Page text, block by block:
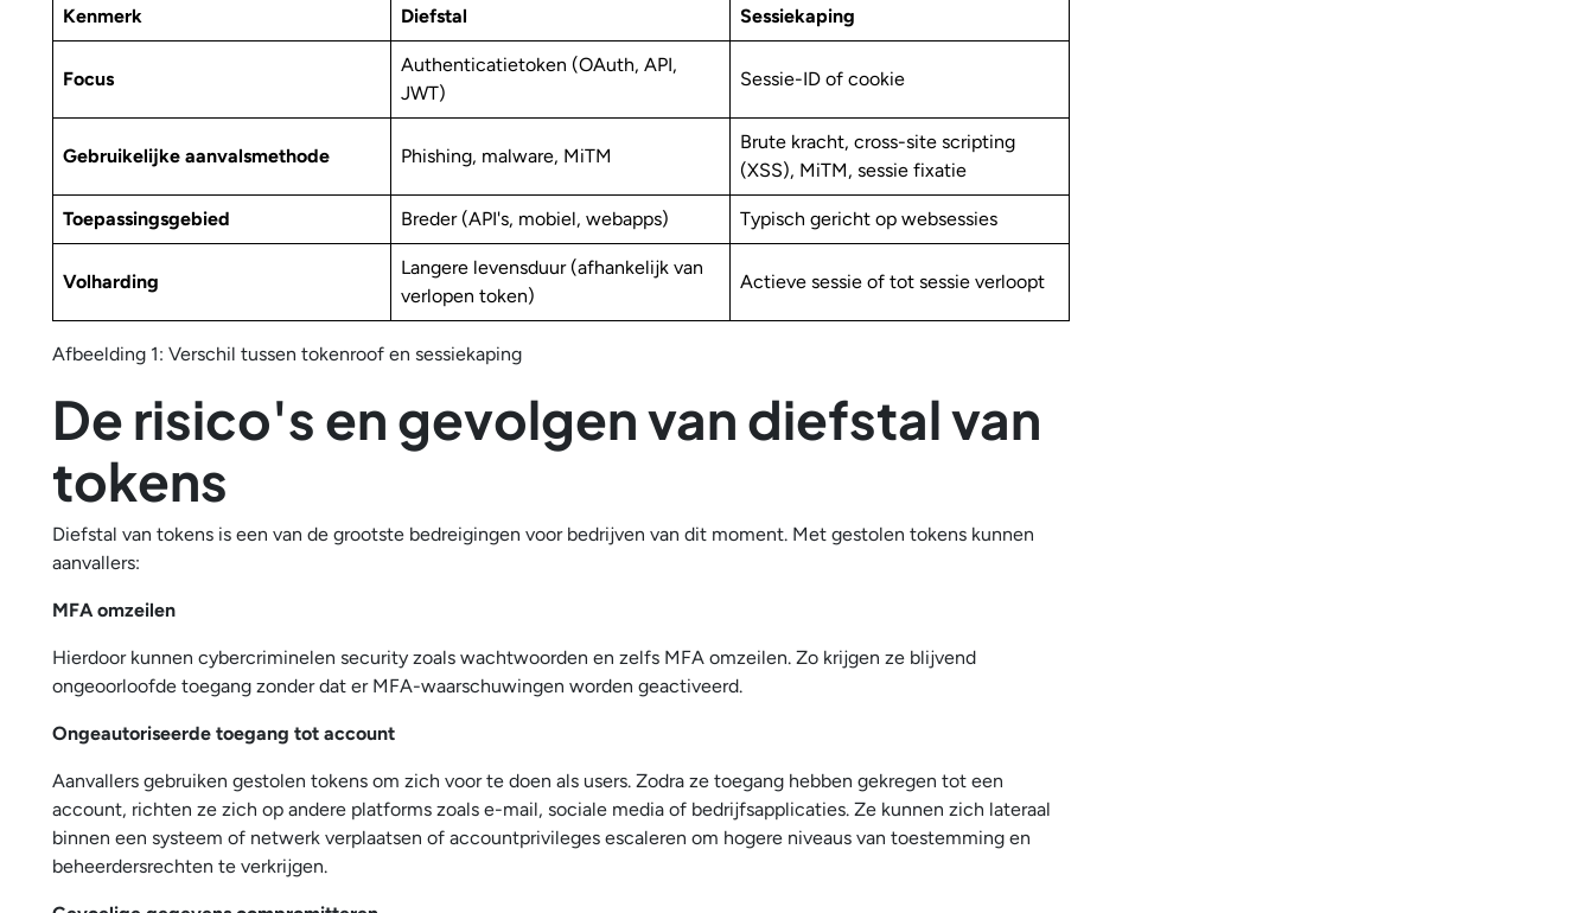
Kenmerk Diefstal Sessiekaping
Focus
Authenticatietoken (OAuth, API,
JWT)
Sessie-ID of cookie
Gebruikelijke aanvalsmethode Phishing, malware, MiTM
Brute kracht, cross-site scripting
(XSS), MiTM, sessie fixatie
Toepassingsgebied Breder (API's, mobiel, webapps) Typisch gericht op websessies
Volharding
Langere levensduur (afhankelijk van
verlopen token)
Actieve sessie of tot sessie verloopt
Afbeelding 1: Verschil tussen tokenroof en sessiekaping
De risico's en gevolgen van diefstal van
tokens
Diefstal van tokens is een van de grootste bedreigingen voor bedrijven van dit moment. Met gestolen tokens kunnen
aanvallers:
MFA omzeilen
Hierdoor kunnen cybercriminelen security zoals wachtwoorden en zelfs MFA omzeilen. Zo krijgen ze blijvend
ongeoorloofde toegang zonder dat er MFA-waarschuwingen worden geactiveerd.
Ongeautoriseerde toegang tot account
Aanvallers gebruiken gestolen tokens om zich voor te doen als users. Zodra ze toegang hebben gekregen tot een
account, richten ze zich op andere platforms zoals e-mail, sociale media of bedrijfsapplicaties. Ze kunnen zich lateraal
binnen een systeem of netwerk verplaatsen of accountprivileges escaleren om hogere niveaus van toestemming en
beheerdersrechten te verkrijgen.